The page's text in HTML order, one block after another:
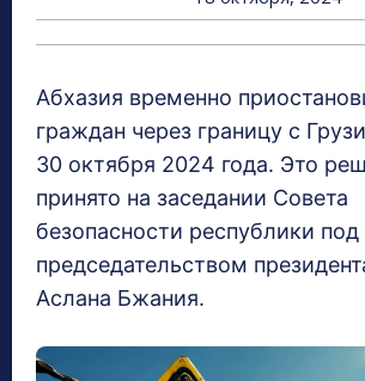
Абхазия временно
граждан через границу с
30 октября 2024 года. Это
принято на заседании Совета
безопасности республики под
председательством
Аслана Бжания.